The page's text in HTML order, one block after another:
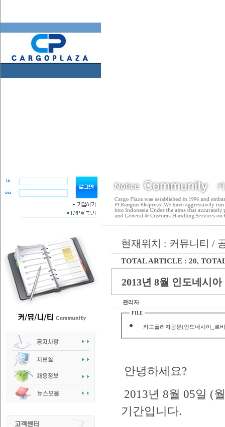
현재위치 : 커뮤니티 /
TOTAL ARTICLE : 20,
2013년 8월 인도네시
관리자
FILE
카고플라자공문(인도네시아_르
안녕하세요?
2013년 8월 05일 (
기간입니다.